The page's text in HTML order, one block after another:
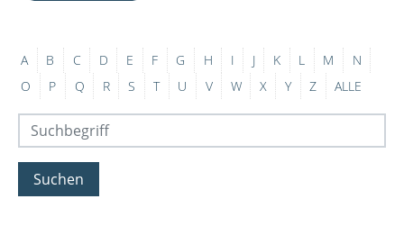
A B C D E F G H I J K L M
N
O
P Q R S T U V W X Y Z ALLE
Suchen